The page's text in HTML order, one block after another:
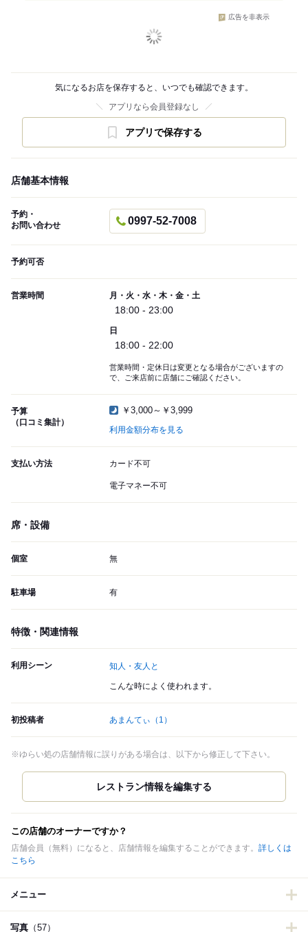
広告を非表示
気になるお店を保存すると、いつでも確認できます。
アプリなら会員登録なし
アプリで保存する
店舗基本情報
予約・
お問い合わせ
0997-52-7008
予約可否
営業時間 月・火・水・木・金・土
18:00 - 23:00
日
18:00 - 22:00
営業時間・定休日は変更となる場合がございますの
で、ご来店前に店舗にご確認ください。
予算
（口コミ集計）
￥3,000～￥3,999
利用金額分布を見る
支払い方法 カード不可
電子マネー不可
席・設備
個室 無
駐車場 有
特徴・関連情報
利用シーン 知人・友人と
こんな時によく使われます。
初投稿者 あまんてぃ （1）
※ゆらい処の店舗情報に誤りがある場合は、以下から修正して下さい。
この店舗のオーナーですか？
店舗会員（無料）になると、店舗情報を編集することができます。 詳しくは
こちら
メニュー
写真 （57）